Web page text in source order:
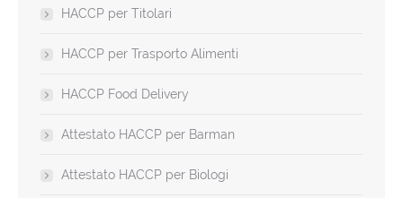
HACCP per Titolari
HACCP per Trasporto Alimenti
HACCP Food Delivery
Attestato HACCP per Barman
Attestato HACCP per Biologi